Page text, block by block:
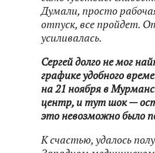
Думали, просто
отпуск, все пройдет.
усиливалась.
Сергей долго не мог
графике удобного
на 21 ноября в
центр, и тут шок —
это невозможно было
К счастью, удалось